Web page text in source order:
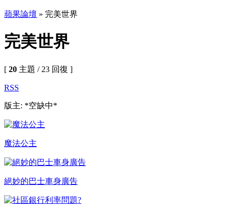
蘋果論壇 » 完美世界
完美世界
[ 20 主題 / 23 回復 ]
RSS
版主: *空缺中*
魔法公主
絕妙的巴士車身廣告